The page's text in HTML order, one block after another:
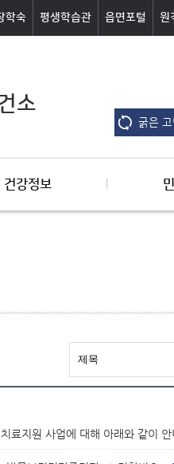
학숙 평생학습관 읍면포털 원
소
굵은 고
건강정보
지원 사업에 대해 아래와 같이 안